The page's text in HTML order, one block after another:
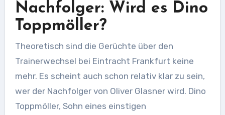
Nachfolger: Wird es Dino
Toppmöller?
Theoretisch sind die Gerüchte über den
Trainerwechsel bei Eintracht Frankfurt keine
mehr. Es scheint auch schon relativ klar zu sein,
wer der Nachfolger von Oliver Glasner wird. Dino
Toppmöller, Sohn eines einstigen